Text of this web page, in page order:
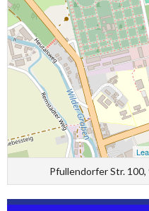
Pfullendorfer Str.